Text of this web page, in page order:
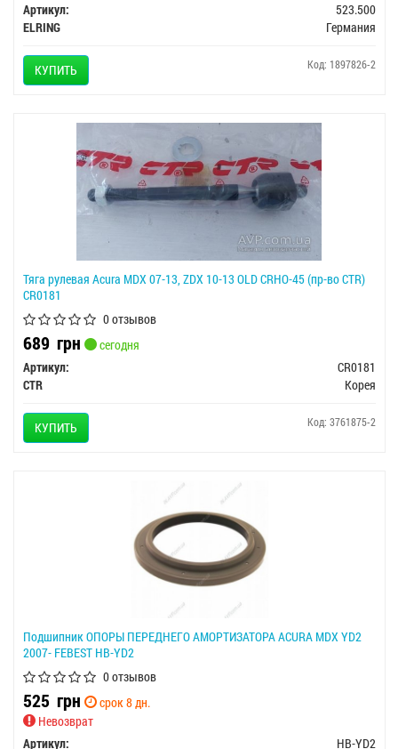
Артикул:
523.500
ELRING
Германия
КУПИТЬ Код: 1897826-2
Тяга рулевая Acura MDX 07-13, ZDX 10-13 OLD CRHO-45 (пр-во CTR)
CR0181
0 отзывов
689 грн
сегодня
Артикул:
CR0181
CTR
Корея
КУПИТЬ Код: 3761875-2
Подшипник ОПОРЫ ПЕРЕДНЕГО АМОРТИЗАТОРА ACURA MDX YD2
2007- FEBEST HB-YD2
0 отзывов
525 грн
срок 8 дн.
Невозврат
Артикул:
HB-YD2